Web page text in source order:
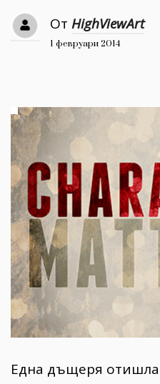
Красота
777
Книги 1188
30+ 1970
Гурме 1709
Пътувай
237
Здраве 389
Gentlemen
382
От HighViewArt
1 февруари 2014
Една дъщеря